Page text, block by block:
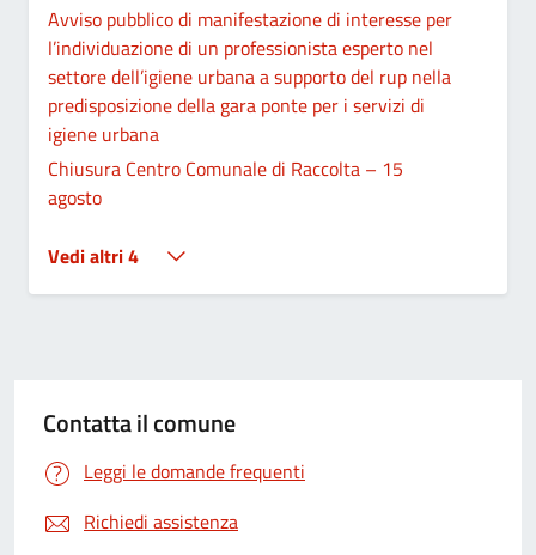
Avviso pubblico di manifestazione di interesse per
l’individuazione di un professionista esperto nel
settore dell’igiene urbana a supporto del rup nella
predisposizione della gara ponte per i servizi di
igiene urbana
Chiusura Centro Comunale di Raccolta – 15
agosto
Vedi altri 4
Contatta il comune
Leggi le domande frequenti
Richiedi assistenza